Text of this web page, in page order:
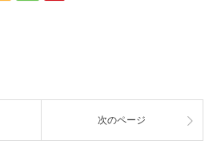
次のページ